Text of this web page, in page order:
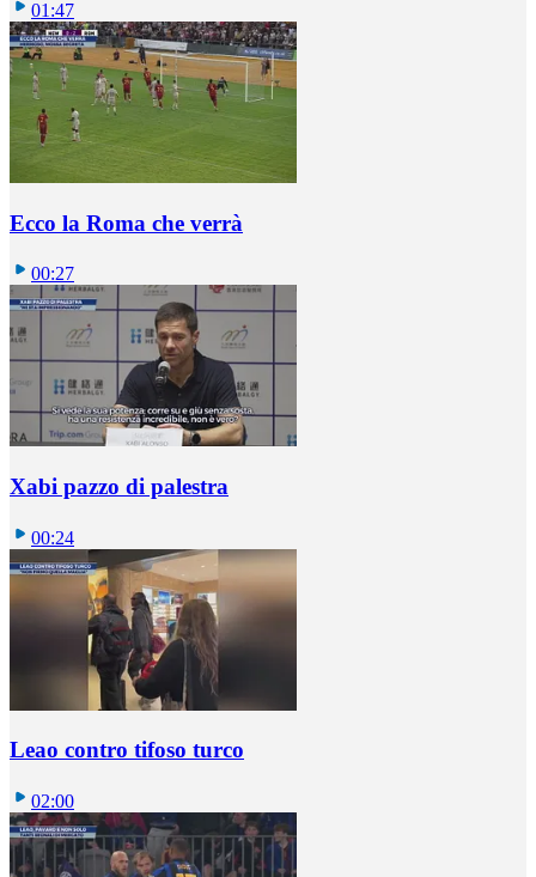
01:47
Ecco la Roma che verrà
00:27
Xabi pazzo di palestra
00:24
Leao contro tifoso turco
02:00